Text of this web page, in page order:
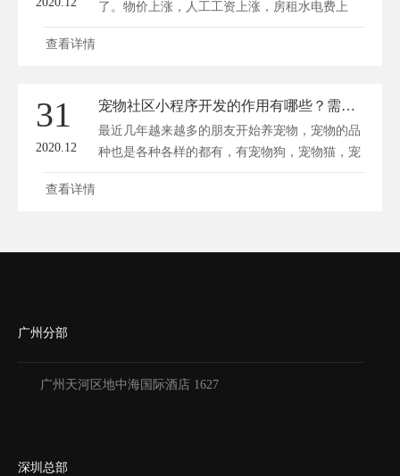
了。物价上涨，人工工资上涨，房租水电费上
涨，...
查看详情
31
2020.12
宠物社区小程序开发的作用有哪些？需要开发哪些功能？
最近几年越来越多的朋友开始养宠物，宠物的品
种也是各种各样的都有，有宠物狗，宠物猫，宠
物...
查看详情
广州分部
广州天河区地中海国际酒店 1627
深圳总部